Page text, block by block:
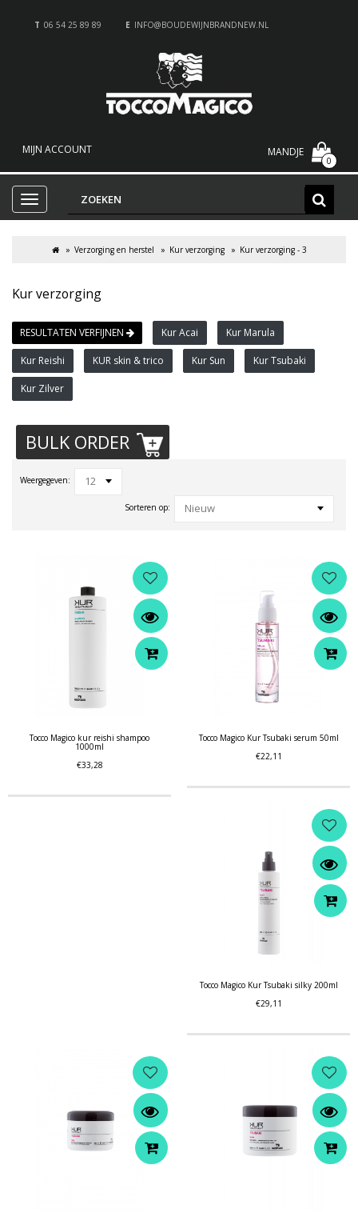
T 06 54 25 89 89 E INFO@BOUDEWIJNBRANDNEW.NL
MIJN ACCOUNT MANDJE
0
Verzorging en herstel Kur verzorging Kur verzorging - 3
Kur verzorging
RESULTATEN VERFIJNEN Kur Acai Kur Marula
Kur Reishi KUR skin & trico Kur Sun Kur Tsubaki
Kur Zilver
BULK ORDER
Weergegeven: 12
Sorteren op: Nieuw
Tocco Magico kur reishi shampoo
1000ml
€33,28
Tocco Magico Kur Tsubaki serum 50ml
€22,11
Tocco Magico Kur Tsubaki silky 200ml
€29,11